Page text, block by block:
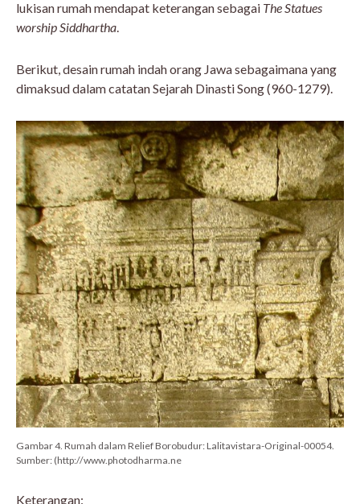
lukisan rumah mendapat keterangan sebagai The Statues
worship Siddhartha.
Berikut, desain rumah indah orang Jawa sebagaimana yang
dimaksud dalam catatan Sejarah Dinasti Song (960-1279).
Gambar 4. Rumah dalam Relief Borobudur: Lalitavistara-Original-00054.
Sumber: (http://www.photodharma.ne
Keterangan: